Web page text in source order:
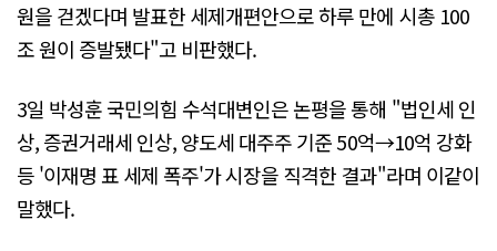
원을 걷겠다며 발표한 세제개편안으로 하루 만에 시총 100
조 원이 증발됐다"고 비판했다.
3일 박성훈 국민의힘 수석대변인은 논평을 통해 "법인세 인
상, 증권거래세 인상, 양도세 대주주 기준 50억→10억 강화
등 '이재명 표 세제 폭주'가 시장을 직격한 결과"라며 이같이
말했다.